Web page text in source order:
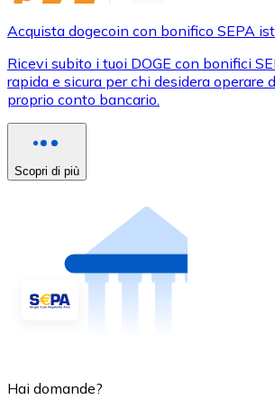
Acquista dogecoin con bonifico SEPA
Ricevi subito i tuoi DOGE con bonifici
rapida e sicura per chi desidera operare
proprio conto bancario.
Scopri di più
Hai domande?